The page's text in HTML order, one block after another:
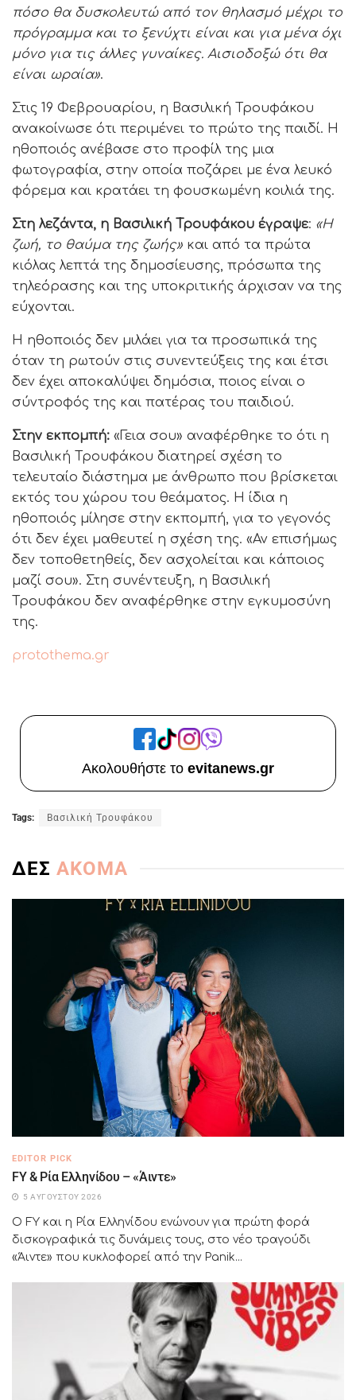
πόσο θα δυσκολευτώ από τον θηλασμό μέχρι το
πρόγραμμα και το ξενύχτι είναι και για μένα όχι
μόνο για τις άλλες γυναίκες. Αισιοδοξώ ότι θα
είναι ωραία».
Στις 19 Φεβρουαρίου, η Βασιλική Τρουφάκου
ανακοίνωσε ότι περιμένει το πρώτο της παιδί. Η
ηθοποιός ανέβασε στο προφίλ της μια
φωτογραφία, στην οποία ποζάρει με ένα λευκό
φόρεμα και κρατάει τη φουσκωμένη κοιλιά της.
Στη λεζάντα, η Βασιλική Τρουφάκου έγραψε: «Η
ζωή, το θαύμα της ζωής» και από τα πρώτα
κιόλας λεπτά της δημοσίευσης, πρόσωπα της
τηλεόρασης και της υποκριτικής άρχισαν να της
εύχονται.
Η ηθοποιός δεν μιλάει για τα προσωπικά της
όταν τη ρωτούν στις συνεντεύξεις της και έτσι
δεν έχει αποκαλύψει δημόσια, ποιος είναι ο
σύντροφός της και πατέρας του παιδιού.
Στην εκπομπή: «Γεια σου» αναφέρθηκε το ότι η
Βασιλική Τρουφάκου διατηρεί σχέση το
τελευταίο διάστημα με άνθρωπο που βρίσκεται
εκτός του χώρου του θεάματος. Η ίδια η
ηθοποιός μίλησε στην εκπομπή, για το γεγονός
ότι δεν έχει μαθευτεί η σχέση της. «Αν επισήμως
δεν τοποθετηθείς, δεν ασχολείται και κάποιος
μαζί σου». Στη συνέντευξη, η Βασιλική
Τρουφάκου δεν αναφέρθηκε στην εγκυμοσύνη
της.
protothema.gr
Ακολουθήστε το evitanews.gr
Tags: Βασιλική Τρουφάκου
ΔΕΣ ΑΚΟΜΑ
EDITOR PICK
FY & Ρία Ελληνίδου – «Άιντε»
5 ΑΥΓΟΎΣΤΟΥ 2026
Ο FY και η Ρία Ελληνίδου ενώνουν για πρώτη φορά
δισκογραφικά τις δυνάμεις τους, στο νέο τραγούδι
«Άιντε» που κυκλοφορεί από την Panik...